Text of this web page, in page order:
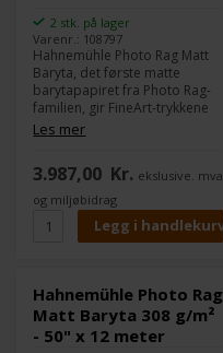
2 stk. på lager
Varenr.: 108797
Hahnemühle Photo Rag Matt
Baryta, det første matte
barytapapiret fra Photo Rag-
familien, gir FineArt-trykkene
en helt unik karakter og
kunstnerisk tone.
inneholder ingen optiske
blekemidler og har en veldig
fin, diskret overflate.
Kombinert med det matte
førsteklasses blekkbelegget
imponerende gjengivelse av
livlige farger, detaljer og dype
svarte farger.
Les mer
3.987,00 Kr. ekslusive. mva
og miljøbidrag
Hahnemühle Photo Rag
Matt Baryta 308 g/m²
- 50" x 12 meter